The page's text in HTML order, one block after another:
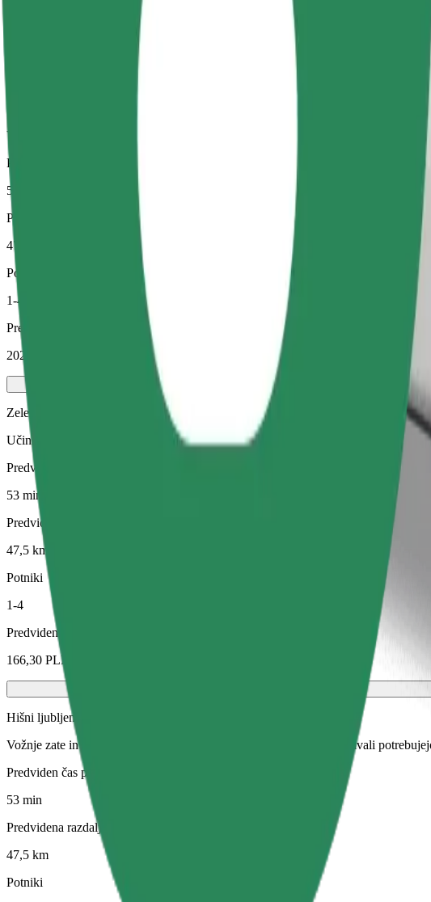
Večja vozila z več prostora za noge in prtljago
Predviden čas potovanja
53 min
Predvidena razdalja
47,5 km
Potniki
1-4
Predvidena cena
202,90 PLN
Zelena
Učinkovite vožnje v hibridnih in električnih vozilih
Predviden čas potovanja
53 min
Predvidena razdalja
47,5 km
Potniki
1-4
Predvidena cena
166,30 PLN
Hišni ljubljenčki
Vožnje zate in tvojo hišno žival. Psi morajo nositi nagobčnik, male živali
Predviden čas potovanja
53 min
Predvidena razdalja
47,5 km
Potniki